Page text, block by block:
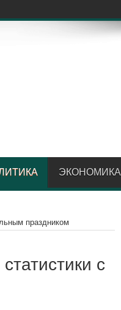
ЭКОНОМИКА
праздником
с